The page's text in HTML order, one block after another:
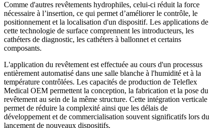
Comme d'autres revêtements hydrophiles, celui-ci réduit la force
nécessaire à l’insertion, ce qui permet d’améliorer le contrôle, le
positionnement et la localisation d'un dispositif. Les applications de
cette technologie de surface comprennent les introducteurs, les
cathéters de diagnostic, les cathéters à ballonnet et certains
composants.
L'application du revêtement est effectuée au cours d'un processus
entièrement automatisé dans une salle blanche à l'humidité et à la
température contrôlées. Les capacités de production de Teleflex
Medical OEM permettent la conception, la fabrication et la pose du
revêtement au sein de la même structure. Cette intégration verticale
permet de réduire la complexité ainsi que les délais de
développement et de commercialisation souvent significatifs lors du
lancement de nouveaux dispositifs.